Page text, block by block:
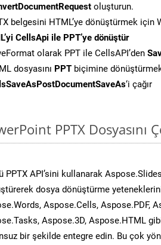
oluşturun.
belgesini HTML’ye dönüştürmek için
CellsApi ile PPT’ye dönüştür
olarak PPT ile CellsAPI’den
dosyasını PPT biçimine
‘i çağır
PPTX
PPTX API’sini kullanarak
dosya dönüştürme
Aspose.Cells, Aspose.PDF,
Aspose.3D, Aspose.HTML
bir şekilde entegre edin. Bu çok